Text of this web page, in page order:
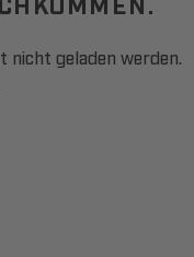
nicht geladen werden.